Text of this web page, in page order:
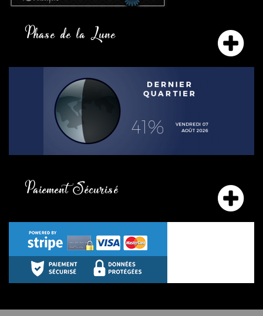
Phase de la Lune
Paiement Sécurisé